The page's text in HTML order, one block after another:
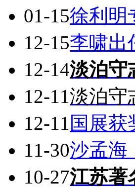
01-15徐利明
12-15李啸出
12-14淡泊
12-11淡泊
12-11 国展
11-30沙孟海
10-27江苏著